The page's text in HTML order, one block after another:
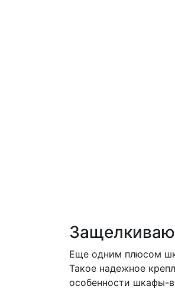
Еще одним плюсом
Такое надежное
особенности шкафы-